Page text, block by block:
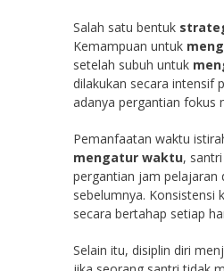
Salah satu bentuk
Kemampuan untuk
setelah subuh untuk
dilakukan secara intensif
adanya pergantian fokus
Pemanfaatan waktu
mengatur waktu,
pergantian jam pelajaran
sebelumnya. Konsistensi
secara bertahap setiap
Selain itu, disiplin diri